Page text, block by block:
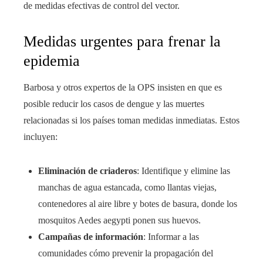
de medidas efectivas de control del vector.
Medidas urgentes para frenar la
epidemia
Barbosa y otros expertos de la OPS insisten en que es
posible reducir los casos de dengue y las muertes
relacionadas si los países toman medidas inmediatas. Estos
incluyen:
Eliminación de criaderos: Identifique y elimine las
manchas de agua estancada, como llantas viejas,
contenedores al aire libre y botes de basura, donde los
mosquitos Aedes aegypti ponen sus huevos.
Campañas de información: Informar a las
comunidades cómo prevenir la propagación del